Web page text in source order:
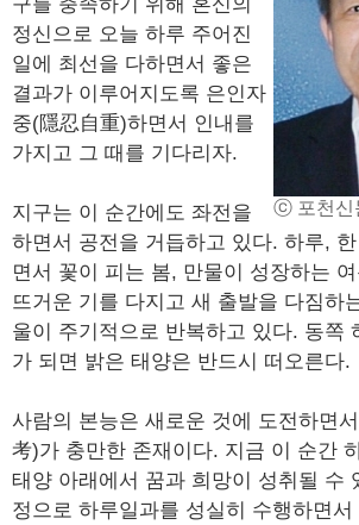
ⓒ 포천신
정신으로 오늘 하루 주어진
일에 최선을 다하면서 좋은
결과가 이루어지도록 은인자
중(隱忍自重)하면서 인내를
가지고 그 때를 기다리자.
지구는 이 순간에도 좌전을
하면서 공전을 거듭하고 있다. 하루,
면서 꽃이 피는 봄, 만물이 성장하는
뜨거운 기를 다지고 새 출발을 다짐하
울이 주기적으로 반복하고 있다. 동쪽
가 되면 밝은 태양은 반드시 떠오른다.
사람의 본능은 새로운 것에 도전하면
考)가 충만한 존재이다. 지금 이 순간
태양 아래에서 꿈과 희망이 성취될 수
정으로 하루일과를 성실히 수행하면